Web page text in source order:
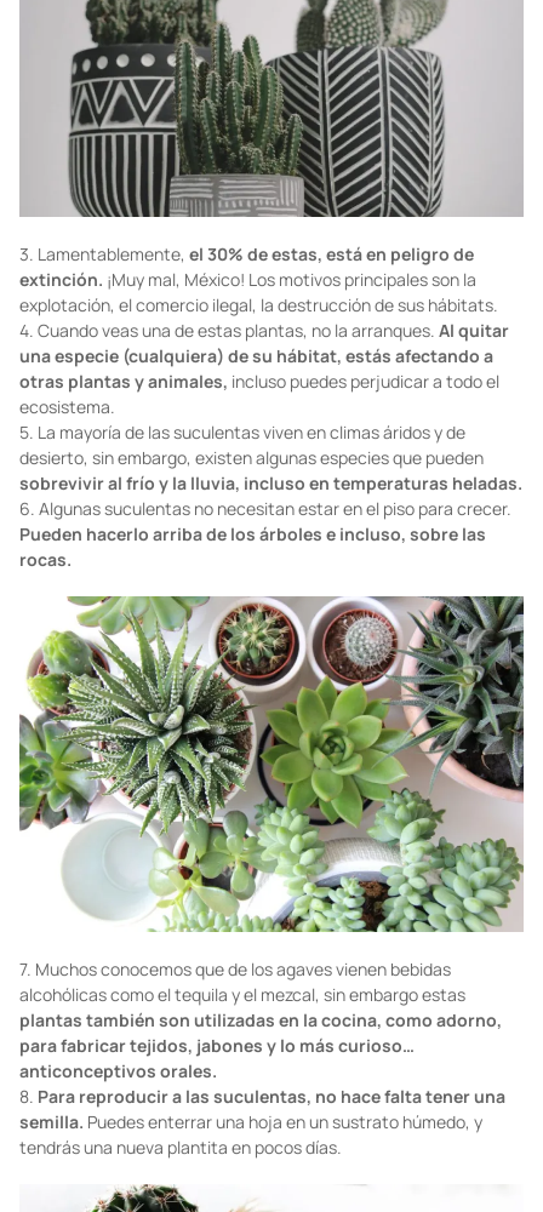
3. Lamentablemente, el 30% de estas, está en peligro de
extinción. ¡Muy mal, México! Los motivos principales son la
explotación, el comercio ilegal, la destrucción de sus hábitats.
4. Cuando veas una de estas plantas, no la arranques. Al quitar
una especie (cualquiera) de su hábitat, estás afectando a
otras plantas y animales, incluso puedes perjudicar a todo el
ecosistema.
5. La mayoría de las suculentas viven en climas áridos y de
desierto, sin embargo, existen algunas especies que pueden
sobrevivir al frío y la lluvia, incluso en temperaturas heladas.
6. Algunas suculentas no necesitan estar en el piso para crecer.
Pueden hacerlo arriba de los árboles e incluso, sobre las
rocas.
7. Muchos conocemos que de los agaves vienen bebidas
alcohólicas como el tequila y el mezcal, sin embargo estas
plantas también son utilizadas en la cocina, como adorno,
para fabricar tejidos, jabones y lo más curioso…
anticonceptivos orales.
8. Para reproducir a las suculentas, no hace falta tener una
semilla. Puedes enterrar una hoja en un sustrato húmedo, y
tendrás una nueva plantita en pocos días.